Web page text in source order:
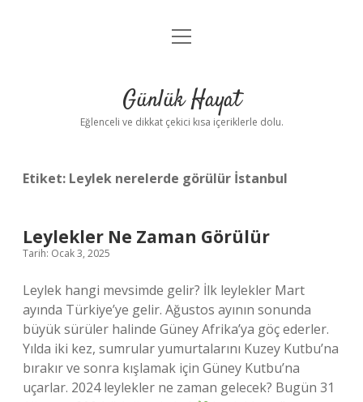
Anasayfa
Yasal Uyarı
menüyü
Günlük Hayat
Eğlenceli ve dikkat çekici kısa içeriklerle dolu.
Etiket: Leylek nerelerde görülür İstanbul
Leylekler Ne Zaman Görülür
Tarih: Ocak 3, 2025
Leylek hangi mevsimde gelir? İlk leylekler Mart
ayında Türkiye’ye gelir. Ağustos ayının sonunda
büyük sürüler halinde Güney Afrika’ya göç ederler.
Yılda iki kez, sumrular yumurtalarını Kuzey Kutbu’na
bırakır ve sonra kışlamak için Güney Kutbu’na
uçarlar. 2024 leylekler ne zaman gelecek? Bugün 31